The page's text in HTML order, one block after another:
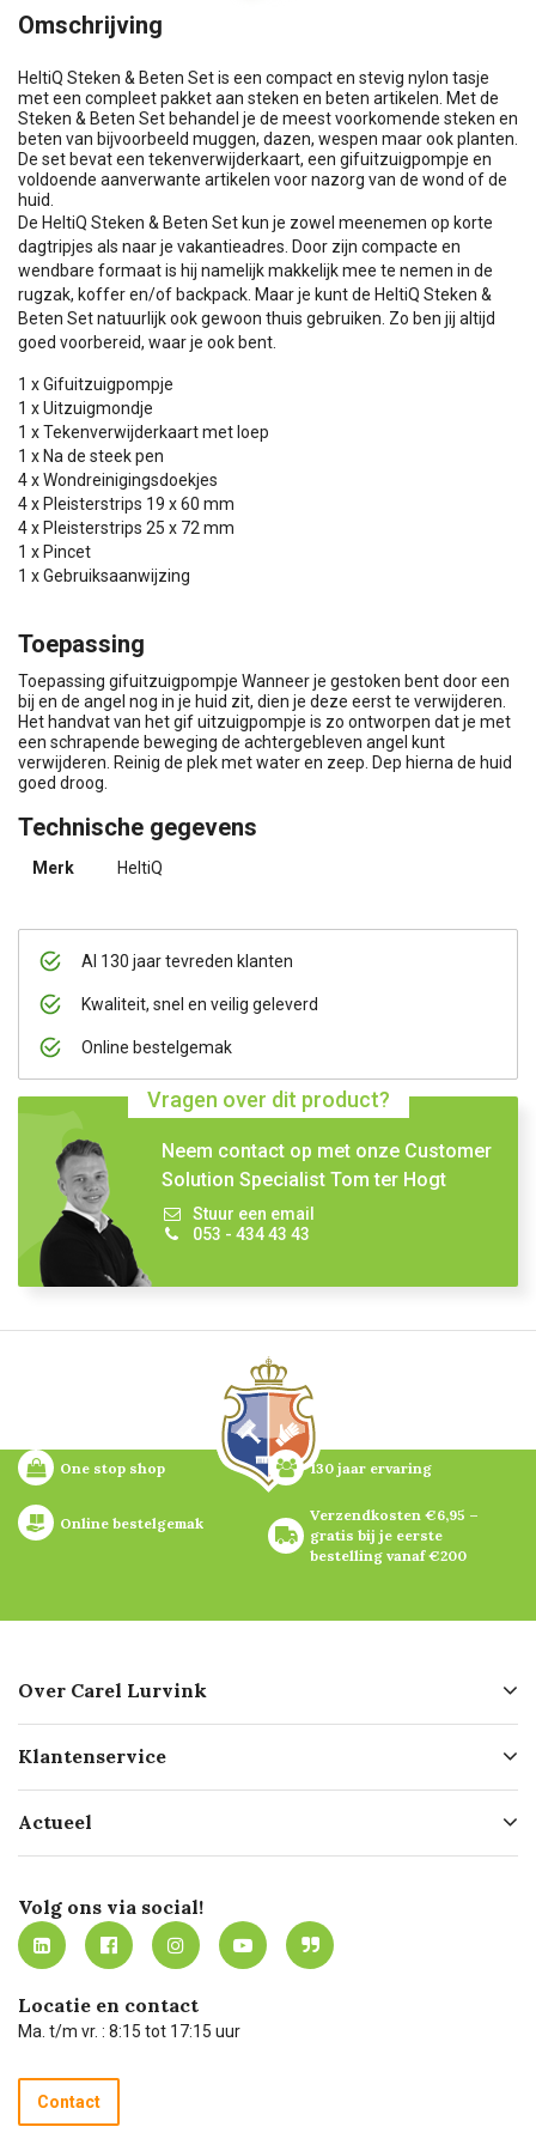
Al 130 jaar tevreden klanten
Kwaliteit, snel en veilig geleverd
Online bestelgemak
Vragen over dit product?
Neem contact op met onze Customer
Solution Specialist Tom ter Hogt
Stuur een email
053 - 434 43 43
Omschrijving
HeltiQ Steken & Beten Set is een compact en stevig nylon tasje
met een compleet pakket aan steken en beten artikelen. Met de
Steken & Beten Set behandel je de meest voorkomende steken en
beten van bijvoorbeeld muggen, dazen, wespen maar ook planten.
De set bevat een tekenverwijderkaart, een gifuitzuigpompje en
voldoende aanverwante artikelen voor nazorg van de wond of de
huid.
De HeltiQ Steken & Beten Set kun je zowel meenemen op korte
dagtripjes als naar je vakantieadres. Door zijn compacte en
wendbare formaat is hij namelijk makkelijk mee te nemen in de
rugzak, koffer en/of backpack. Maar je kunt de HeltiQ Steken &
Beten Set natuurlijk ook gewoon thuis gebruiken. Zo ben jij altijd
goed voorbereid, waar je ook bent.
1 x Gifuitzuigpompje
1 x Uitzuigmondje
1 x Tekenverwijderkaart met loep
1 x Na de steek pen
4 x Wondreinigingsdoekjes
4 x Pleisterstrips 19 x 60 mm
4 x Pleisterstrips 25 x 72 mm
1 x Pincet
1 x Gebruiksaanwijzing
Toepassing
Toepassing gifuitzuigpompje Wanneer je gestoken bent door een
bij en de angel nog in je huid zit, dien je deze eerst te verwijderen.
Het handvat van het gif uitzuigpompje is zo ontworpen dat je met
een schrapende beweging de achtergebleven angel kunt
verwijderen. Reinig de plek met water en zeep. Dep hierna de huid
goed droog.
Technische gegevens
Merk HeltiQ
One stop shop 130 jaar ervaring
Online bestelgemak
Verzendkosten €6,95 –
gratis bij je eerste
bestelling vanaf €200
Over Carel Lurvink
Geschiedenis
Missie
Werken bij Carel Lurvink
MVO
Klantenservice
Bezorgen
Mijn Carel Lurvink
Mijn Carel Lurvink instructievideo's
Carel Lurvink App
Hulp op afstand
Technische dienst
Recycle programma
Betalen
Actueel
Innovation LAB
Tevreden klanten
Carel Lurvink Blog
Carel de podcast
Volg ons via social!
Locatie en contact
Ma. t/m vr. : 8:15 tot 17:15 uur
Contact